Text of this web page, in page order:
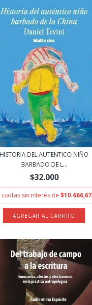
HISTORIA DEL AUTENTICO NIÑO
BARBADO DE L...
$32.000
cuotas sin interés de$10.666,67